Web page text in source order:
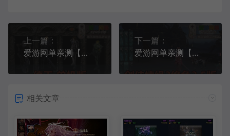
上一篇：
爱游网单亲测【倚天单机版】远古怀旧网游带GM命令轻量虚拟机一键端视频安装教学
下一篇：
爱游网单亲测【剑侠情缘3单机版】最新整理第5版绝色情缘3.5优化版 固定IP 内置GM命令 全物品ID大全 装备修改教学 虚拟机一键端视频安装教学
相关文章